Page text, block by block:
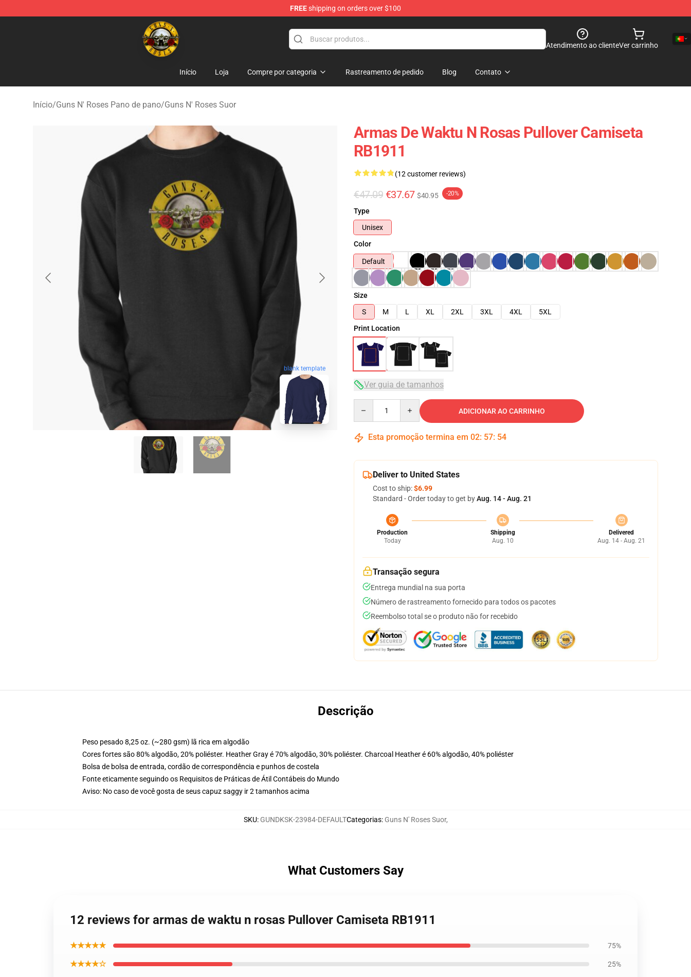
FREEshipping on orders over $100
Guns N' Roses Store - Official Guns N' Roses Merchandise Shop
Atendimento ao clienteVer carrinho
Início Loja Compre por categoria Rastreamento de pedido Blog Contato
Início/Guns N' Roses Pano de pano/Guns N' Roses Suor
blank template
Armas De Waktu N Rosas Pullover Camiseta
RB1911
(12 customer reviews)
€47.09 €37.67 $40.95 -20%
Type
Unisex
Color
Default
Size
S
M L XL 2XL 3XL 4XL
5XL
Print Location
Ver guia de tamanhos
ADICIONAR AO CARRINHO
Esta promoção termina em 02: 57: 53
Deliver to United States
Cost to ship:$6.99
Standard - Order today to get byAug. 14 - Aug. 21
Production
Today
Shipping
Aug. 10
Delivered
Aug. 14 - Aug. 21
Transação segura
Entrega mundial na sua porta
Número de rastreamento fornecido para todos os pacotes
Reembolso total se o produto não for recebido
Descrição
Peso pesado 8,25 oz. (~280 gsm) lã rica em algodão
Cores fortes são 80% algodão, 20% poliéster. Heather Gray é 70% algodão, 30% poliéster. Charcoal Heather é 60% algodão, 40% poliéster
Bolsa de bolsa de entrada, cordão de correspondência e punhos de costela
Fonte eticamente seguindo os Requisitos de Práticas de Átil Contábeis do Mundo
Aviso: No caso de você gosta de seus capuz saggy ir 2 tamanhos acima
SKU: GUNDKSK-23984-DEFAULTCategorias: Guns N' Roses Suor,
What Customers Say
12 reviews for armas de waktu n rosas Pullover Camiseta RB1911
★★★★★ 75%
★★★★☆ 25%